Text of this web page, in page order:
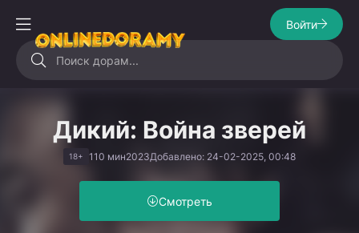
Войти
Дикий: Война зверей
18+ 110 мин2023Добавлено: 24-02-2025, 00:48
Смотреть